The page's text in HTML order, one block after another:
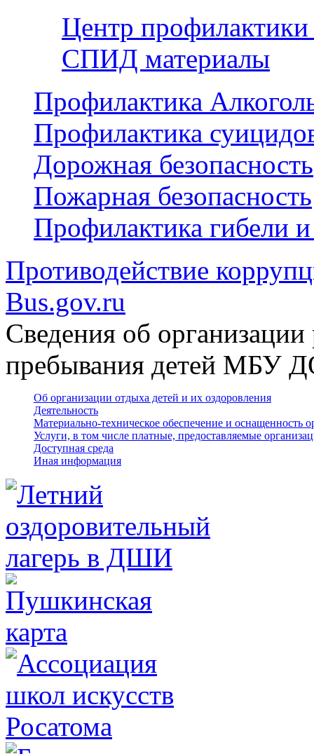
Центр
СПИД материалы
Профилактика
Профилактика
Дорожная безопасность
Пожарная безопасность
Профилактика гибели
Противодействие
Bus.gov.ru
Сведения об
пребывания детей
Об организации отдыха детей и их оздоровления
Деятельность
Материально-техническое обеспечение и оснащенность
Услуги, в том числе платные, предоставляемые
Доступная среда
Иная информация